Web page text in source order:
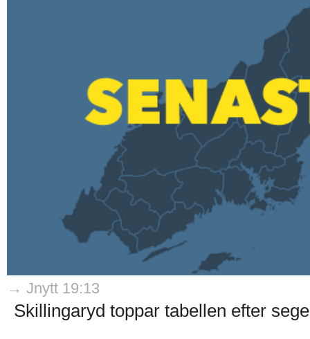
→ Jnytt 19:13
Skillingaryd toppar tabellen efter